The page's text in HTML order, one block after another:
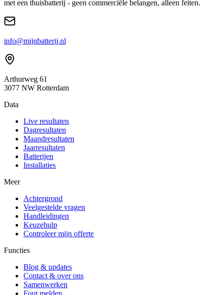
met een thuisbatterij - geen commerciële belangen, alleen feiten.
info@mijnbatterij.nl
Arthurweg 61
3077 NW Rotterdam
Data
Live resultaten
Dagresultaten
Maandresultaten
Jaarresultaten
Batterijen
Installaties
Meer
Achtergrond
Veelgestelde vragen
Handleidingen
Keuzehulp
Controleer mijn offerte
Functies
Blog & updates
Contact & over ons
Samenwerken
Fout melden